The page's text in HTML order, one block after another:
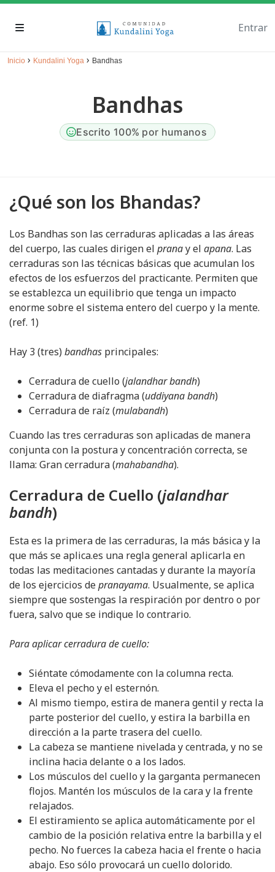
Entrar
Inicio › Kundalini Yoga › Bandhas
Bandhas
Escrito 100% por humanos
¿Qué son los Bhandas?
Los Bandhas son las cerraduras aplicadas a las áreas
del cuerpo, las cuales dirigen el pranay el apana. Las
cerraduras son las técnicas básicas que acumulan los
efectos de los esfuerzos del practicante. Permiten que
se establezca un equilibrio que tenga un impacto
enorme sobre el sistema entero del cuerpo y la mente.
(ref. 1)
Hay 3 (tres) bandhas principales:
Cerradura de cuello (jalandhar bandh)
Cerradura de diafragma (uddiyana bandh)
Cerradura de raíz (mulabandh)
Cuando las tres cerraduras son aplicadas de manera
conjunta con la postura y concentración correcta, se
llama: Gran cerradura (mahabandha).
Cerradura de Cuello (jalandhar
bandh)
Esta es la primera de las cerraduras, la más básica y la
que más se aplica.es una regla general aplicarla en
todas las meditaciones cantadas y durante la mayoría
de los ejercicios depranayama. Usualmente, se aplica
siempre que sostengas la respiración por dentro o por
fuera, salvo que se indique lo contrario.
Para aplicar cerradura de cuello:
Siéntate cómodamente con la columna recta.
Eleva el pecho y el esternón.
Al mismo tiempo, estira de manera gentil y recta la
parte posterior del cuello, y estira la barbilla en
dirección a la parte trasera del cuello.
La cabeza se mantiene nivelada y centrada, y no se
inclina hacia delante o a los lados.
Los músculos del cuello y la garganta permanecen
flojos. Mantén los músculos de la cara y la frente
relajados.
El estiramiento se aplica automáticamente por el
cambio de la posición relativa entre la barbilla y el
pecho. No fuerces la cabeza hacia el frente o hacia
abajo. Eso sólo provocará un cuello dolorido.